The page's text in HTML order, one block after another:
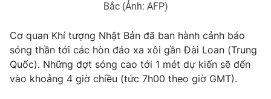
Bất động sản
Thị trường 24h Tấm lòng Việt
VTV4 Vươn mình bằng AI
Bắc (Ảnh: AFP)
Cơ quan Khí tượng Nhật Bản đã ban hành cảnh báo
sóng thần tới các hòn đảo xa xôi gần Đài Loan (Trung
Quốc). Những đợt sóng cao tới 1 mét dự kiến sẽ đến
vào khoảng 4 giờ chiều (tức 7h00 theo giờ GMT).